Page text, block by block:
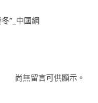
”_中國網
尚無留言可供顯示。